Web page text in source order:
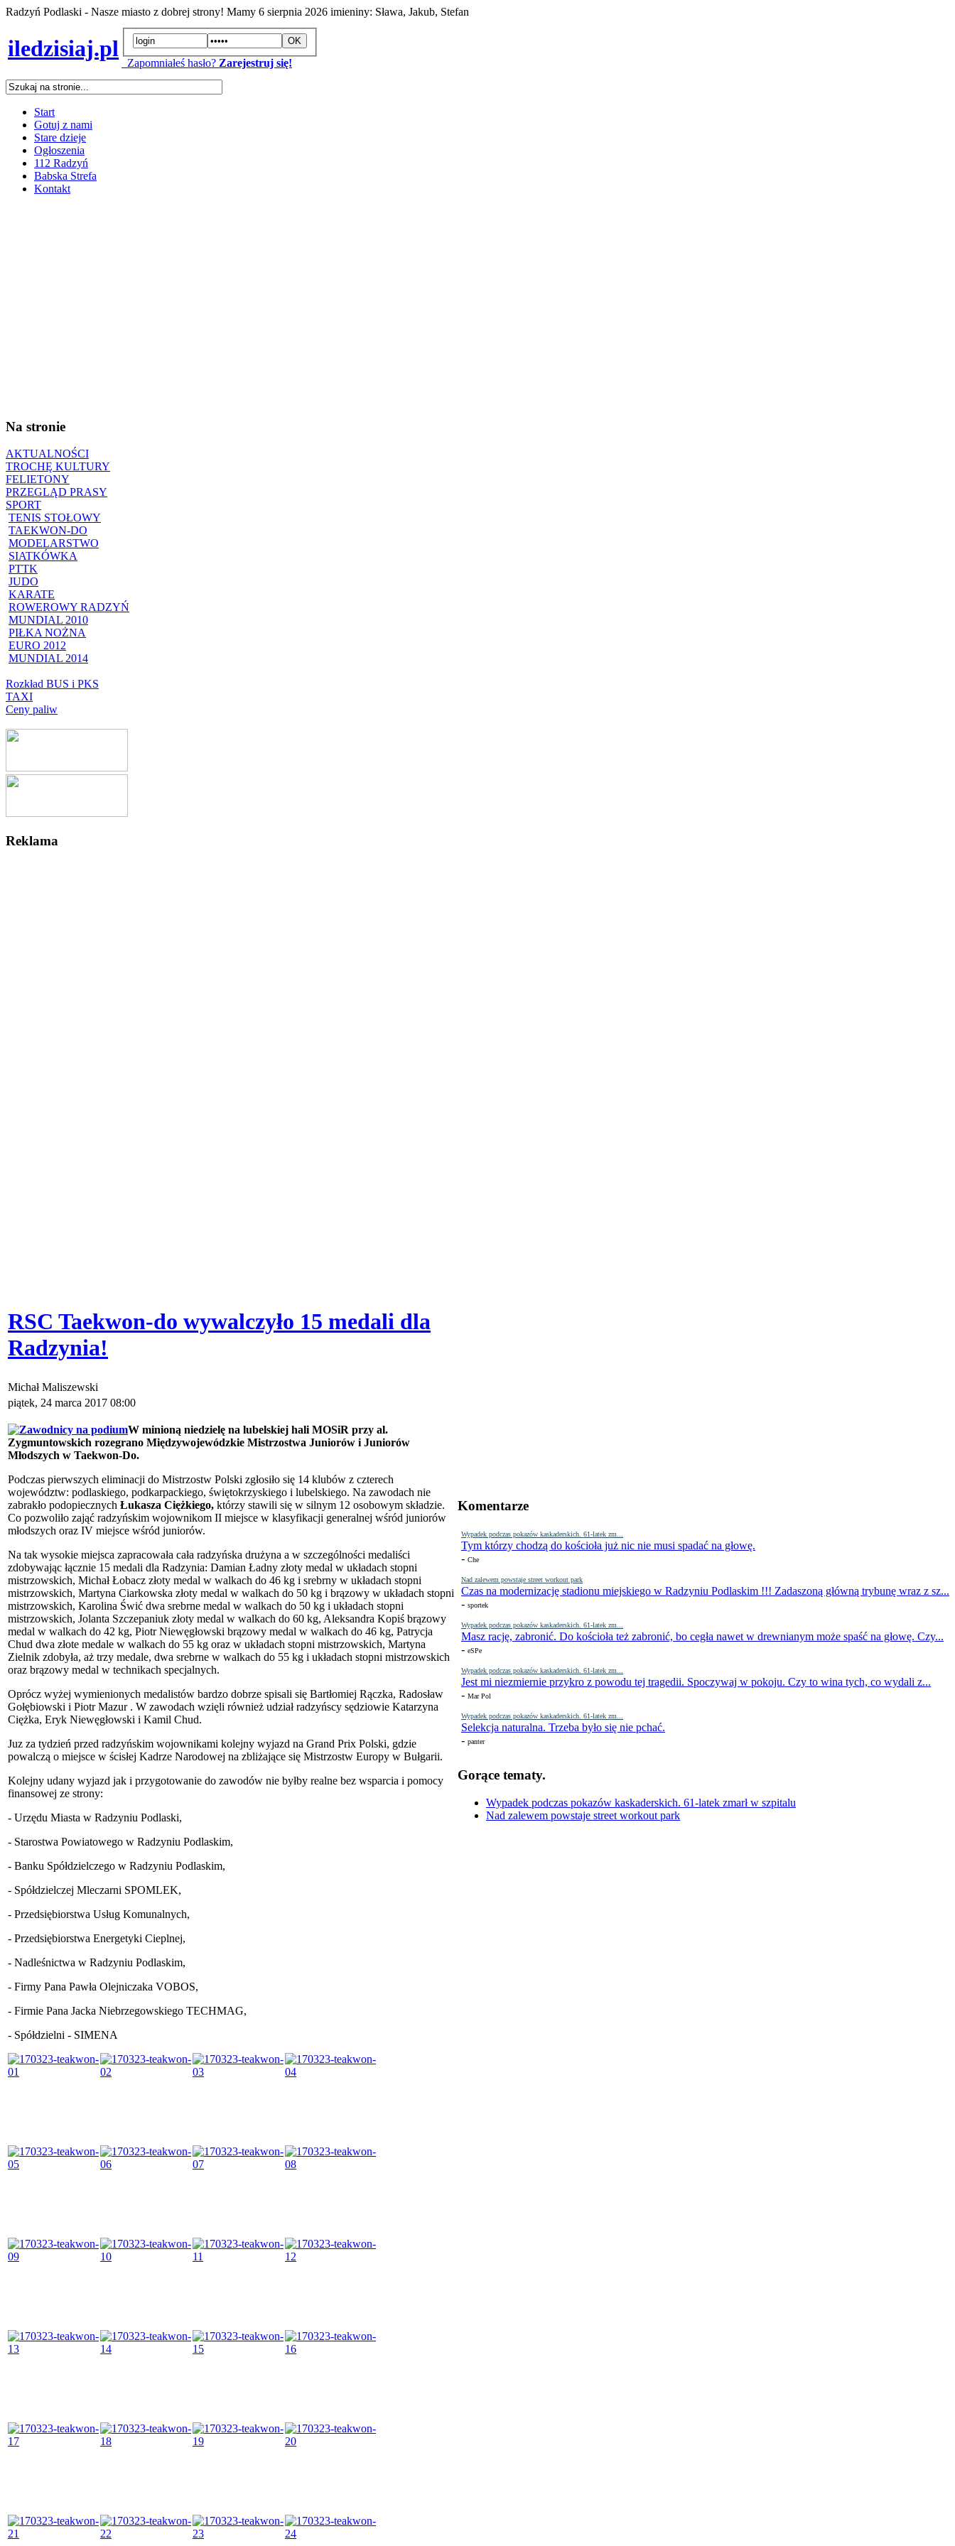
Radzyń Podlaski - Nasze miasto z dobrej strony! Mamy 6 sierpnia 2026 imieniny: Sława, Jakub, Stefan
iledzisiaj.pl
Zapomniałeś hasło? Zarejestruj się!
Start
Gotuj z nami
Stare dzieje
Ogłoszenia
112 Radzyń
Babska Strefa
Kontakt
Na stronie
AKTUALNOŚCI
TROCHĘ KULTURY
FELIETONY
PRZEGLĄD PRASY
SPORT
TENIS STOŁOWY
TAEKWON-DO
MODELARSTWO
SIATKÓWKA
PTTK
JUDO
KARATE
ROWEROWY RADZYŃ
MUNDIAL 2010
PIŁKA NOŻNA
EURO 2012
MUNDIAL 2014
Rozkład BUS i PKS
TAXI
Ceny paliw
Reklama
Komentarze
Wypadek podczas pokazów kaskaderskich. 61-latek zm...
Tym którzy chodzą do kościoła już nic nie musi spadać na głowę.
- Che
Nad zalewem powstaje street workout park
Czas na modernizację stadionu miejskiego w Radzyniu Podlaskim !!! Zadaszoną główną trybunę wraz z sz...
- sportek
Wypadek podczas pokazów kaskaderskich. 61-latek zm...
Masz rację, zabronić. Do kościoła też zabronić, bo cegła nawet w drewnianym może spaść na głowę. Czy...
- eSPe
Wypadek podczas pokazów kaskaderskich. 61-latek zm...
Jest mi niezmiernie przykro z powodu tej tragedii. Spoczywaj w pokoju. Czy to wina tych, co wydali z...
- Mar Pol
Wypadek podczas pokazów kaskaderskich. 61-latek zm...
Selekcja naturalna. Trzeba było się nie pchać.
- panter
Gorące tematy.
Wypadek podczas pokazów kaskaderskich. 61-latek zmarł w szpitalu
Nad zalewem powstaje street workout park
RSC Taekwon-do wywalczyło 15 medali dla
Radzynia!
Michał Maliszewski
piątek, 24 marca 2017 08:00
W minioną niedzielę na lubelskiej hali MOSiR przy al.
Zygmuntowskich rozegrano Międzywojewódzkie Mistrzostwa Juniorów i Juniorów
Młodszych w Taekwon-Do.
Podczas pierwszych eliminacji do Mistrzostw Polski zgłosiło się 14 klubów z czterech
województw: podlaskiego, podkarpackiego, świętokrzyskiego i lubelskiego. Na zawodach nie
zabrakło podopiecznych Łukasza Ciężkiego, którzy stawili się w silnym 12 osobowym składzie.
Co pozwoliło zająć radzyńskim wojownikom II miejsce w klasyfikacji generalnej wśród juniorów
młodszych oraz IV miejsce wśród juniorów.
Na tak wysokie miejsca zapracowała cała radzyńska drużyna a w szczególności medaliści
zdobywając łącznie 15 medali dla Radzynia: Damian Ładny złoty medal w układach stopni
mistrzowskich, Michał Łobacz złoty medal w walkach do 46 kg i srebrny w układach stopni
mistrzowskich, Martyna Ciarkowska złoty medal w walkach do 50 kg i brązowy w układach stopni
mistrzowskich, Karolina Świć dwa srebrne medal w walkach do 50 kg i układach stopni
mistrzowskich, Jolanta Szczepaniuk złoty medal w walkach do 60 kg, Aleksandra Kopiś brązowy
medal w walkach do 42 kg, Piotr Niewęgłowski brązowy medal w walkach do 46 kg, Patrycja
Chud dwa złote medale w walkach do 55 kg oraz w układach stopni mistrzowskich, Martyna
Zielnik zdobyła, aż trzy medale, dwa srebrne w walkach do 55 kg i układach stopni mistrzowskich
oraz brązowy medal w technikach specjalnych.
Oprócz wyżej wymienionych medalistów bardzo dobrze spisali się Bartłomiej Rączka, Radosław
Gołębiowski i Piotr Mazur . W zawodach wzięli również udział radzyńscy sędziowie Katarzyna
Ciężka, Eryk Niewęgłowski i Kamil Chud.
Juz za tydzień przed radzyńskim wojownikami kolejny wyjazd na Grand Prix Polski, gdzie
powalczą o miejsce w ścisłej Kadrze Narodowej na zbliżające się Mistrzostw Europy w Bułgarii.
Kolejny udany wyjazd jak i przygotowanie do zawodów nie byłby realne bez wsparcia i pomocy
finansowej ze strony:
- Urzędu Miasta w Radzyniu Podlaski,
- Starostwa Powiatowego w Radzyniu Podlaskim,
- Banku Spółdzielczego w Radzyniu Podlaskim,
- Spółdzielczej Mleczarni SPOMLEK,
- Przedsiębiorstwa Usług Komunalnych,
- Przedsiębiorstwa Energetyki Cieplnej,
- Nadleśnictwa w Radzyniu Podlaskim,
- Firmy Pana Pawła Olejniczaka VOBOS,
- Firmie Pana Jacka Niebrzegowskiego TECHMAG,
- Spółdzielni - SIMENA